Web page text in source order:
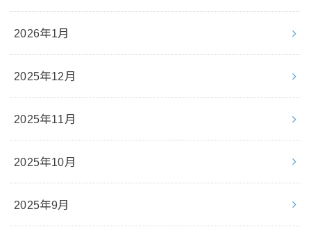
2026年1月
2025年12月
2025年11月
2025年10月
2025年9月